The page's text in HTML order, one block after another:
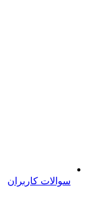
سوالات کاربران